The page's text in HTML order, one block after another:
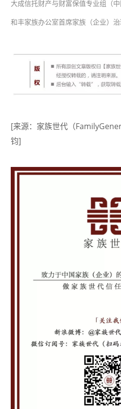
大成信托财产与财富保值专业组（
和丰家族办公室首席家族（企业）
[来源：家族世代（
钧]